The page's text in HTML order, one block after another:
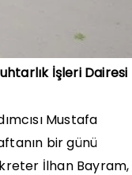
İşleri Dairesi
Mustafa
bir günü
İlhan Bayram,